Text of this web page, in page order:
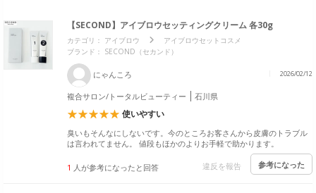
【SECOND】アイブロウセッティングクリーム 各30g
カテゴリ： アイブロウ
アイブロウセットコスメ
ブランド： SECOND（セカンド）
にゃんころ 2026/02/12
複合サロン/トータルビューティー 石川県
使いやすい
臭いもそんなにしないです。今のところお客さんから皮膚のトラブル
は言われてません。 値段もほかのよりお手軽で助かります。
1 人が参考になったと回答 違反を報告 参考になった